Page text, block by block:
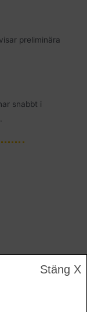
preliminära
snabbt i
Stäng X